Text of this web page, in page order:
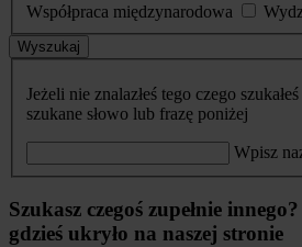
Współpraca międzynarodowa
Wyszukaj
Jeżeli nie znalazłeś tego czego
szukane słowo lub frazę poniżej
Wpisz
Szukasz czegoś zupełnie
gdzieś ukryło na naszej stronie